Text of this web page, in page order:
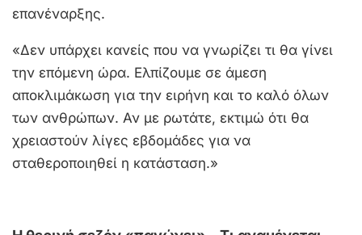
επανέναρξης.
«Δεν υπάρχει κανείς που να γνωρίζει τι θα γίνει
την επόμενη ώρα. Ελπίζουμε σε άμεση
αποκλιμάκωση για την ειρήνη και το καλό όλων
των ανθρώπων. Αν με ρωτάτε, εκτιμώ ότι θα
χρειαστούν λίγες εβδομάδες για να
σταθεροποιηθεί η κατάσταση.»